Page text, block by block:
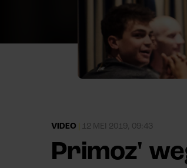
VIDEO | 12 MEI 2019, 09:43
Primoz'